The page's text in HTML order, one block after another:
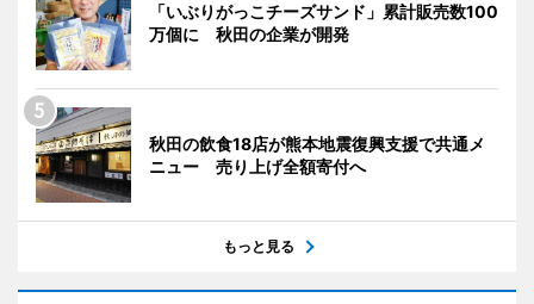
「いぶりがっこチーズサンド」累計販売数100
万個に 秋田の企業が開発
秋田の飲食18店が熊本地震復興支援で共通メ
ニュー 売り上げ全額寄付へ
もっと見る